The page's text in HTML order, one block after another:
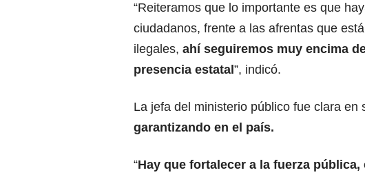
“Reiteramos que lo importante es que
ciudadanos, frente a las afrentas que
ilegales, ahí seguiremos muy encima
presencia estatal ”, indicó.
La jefa del ministerio público fue clara en
garantizando en el país.
“Hay que fortalecer a la fuerza